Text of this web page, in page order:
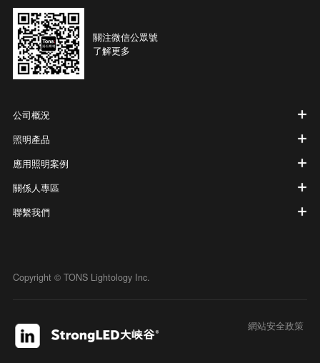
關注微信公眾號
了解更多
公司概況
照明產品
應用照明案例
關係人專區
聯繫我們
Copyright © TONS Lightology Inc.
網站安全政策